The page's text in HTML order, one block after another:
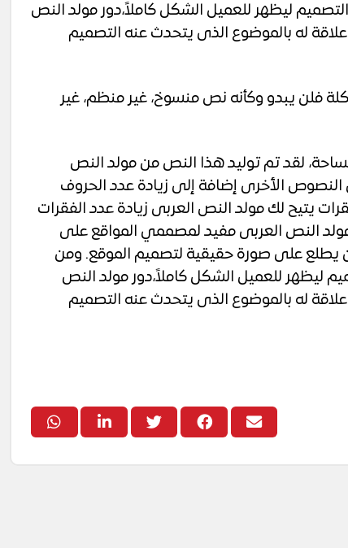
ليظهر للعميل الشكل كاملاً،دور مولد النص
له بالموضوع الذى يتحدث عنه التصميم
فلن يبدو وكأنه نص منسوخ، غير منظم، غير
لقد تم توليد هذا النص من مولد النص
الأخرى إضافة إلى زيادة عدد الحروف
يتيح لك مولد النص العربى زيادة عدد الفقرات
النص العربى مفيد لمصممي المواقع على
يطلع على صورة حقيقية لتصميم الموقع. ومن
للعميل الشكل كاملاً،دور مولد النص
له بالموضوع الذى يتحدث عنه التصميم